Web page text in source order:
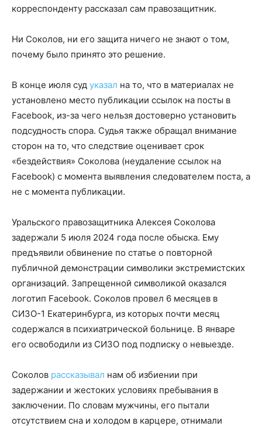
корреспонденту рассказал сам правозащитник.
Ни Соколов, ни его защита ничего не знают о том,
почему было принято это решение.
В конце июля суд указал на то, что в материалах не
установлено место публикации ссылок на посты в
Facebook, из-за чего нельзя достоверно установить
подсудность спора. Судья также обращал внимание
сторон на то, что следствие оценивает срок
«бездействия» Соколова (неудаление ссылок на
Facebook) с момента выявления следователем поста, а
не с момента публикации.
Уральского правозащитника Алексея Соколова
задержали 5 июля 2024 года после обыска. Ему
предъявили обвинение по статье о повторной
публичной демонстрации символики экстремистских
организаций. Запрещенной символикой оказался
логотип Facebook. Соколов провел 6 месяцев в
СИЗО-1 Екатеринбурга, из которых почти месяц
содержался в психиатрической больнице. В январе
его освободили из СИЗО под подписку о невыезде.
Соколов рассказывал нам об избиении при
задержании и жестоких условиях пребывания в
заключении. По словам мужчины, его пытали
отсутствием сна и холодом в карцере, отнимали